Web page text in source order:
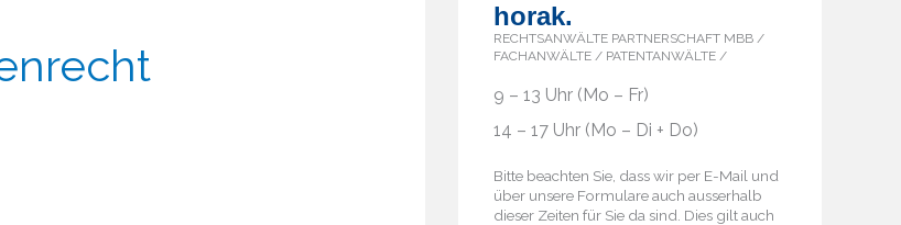
horak.
RECHTSANWÄLTE PARTNERSCHAFT MBB /
FACHANWÄLTE / PATENTANWÄLTE /
9 – 13 Uhr (Mo – Fr)
14 – 17 Uhr (Mo – Di + Do)
Bitte beachten Sie, dass wir per E-Mail und
über unsere Formulare auch ausserhalb
dieser Zeiten für Sie da sind. Dies gilt auch